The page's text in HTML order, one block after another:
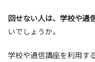
回せない人は、学校や通
いでしょうか。
学校や通信講座を利用す